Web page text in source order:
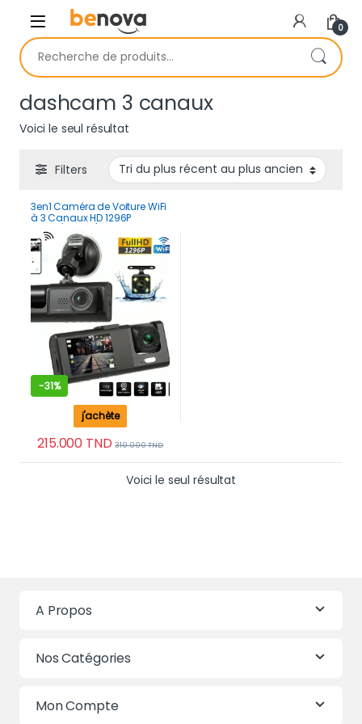
Skip to navigation
Skip to content
0
Recherche pour :
dashcam 3 canaux
Voici le seul résultat
Filters
3en1 Caméra de Voiture WiFi
à 3 Canaux HD 1296P
Avant/Arrière/Intérieur Avec
Vision Nocturne IR
-31%
215.000 TND 310.000TND
j'achète
Voici le seul résultat
A Propos
Nos Catégories
Mon Compte